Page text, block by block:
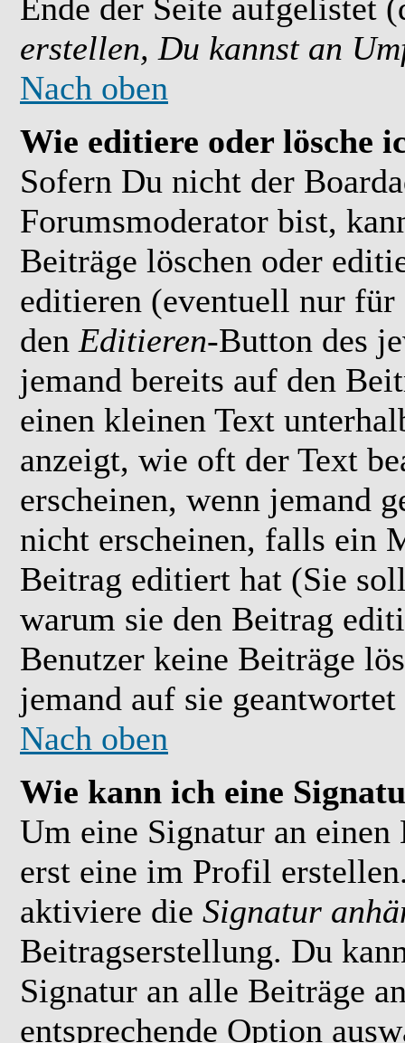
Ende der Seite aufgelistet
erstellen, Du kannst an
Nach oben
Wie editiere oder lösche
Sofern Du nicht der
Forumsmoderator bist,
Beiträge löschen oder
editieren (eventuell nur
den Editieren-Button des
jemand bereits auf den
einen kleinen Text
anzeigt, wie oft der Text
erscheinen, wenn jemand
nicht erscheinen, falls ein
Beitrag editiert hat (Sie
warum sie den Beitrag
Benutzer keine Beiträge
jemand auf sie geantwortet
Nach oben
Wie kann ich eine
Um eine Signatur an einen
erst eine im Profil
aktiviere die Signatur
Beitragserstellung. Du
Signatur an alle Beiträge
entsprechende Option